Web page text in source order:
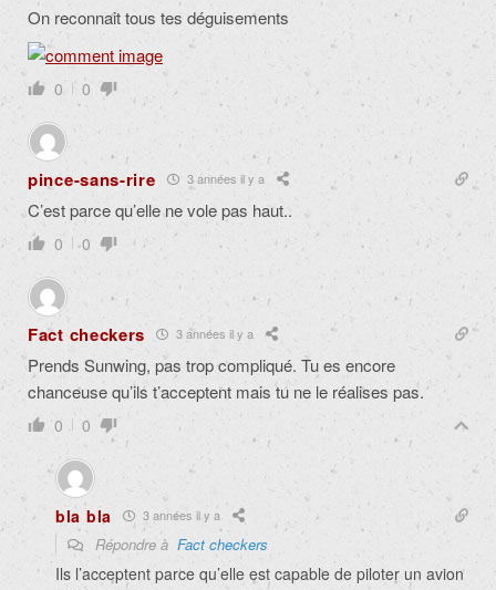
On reconnait tous tes déguisements
0 0
pince-sans-rire 3 années il y a
C’est parce qu’elle ne vole pas haut..
0 0
Fact checkers 3 années il y a
Prends Sunwing, pas trop compliqué. Tu es encore
chanceuse qu’ils t’acceptent mais tu ne le réalises pas.
0 0
bla bla 3 années il y a
Répondre à Fact checkers
Ils l’acceptent parce qu’elle est capable de piloter un avion